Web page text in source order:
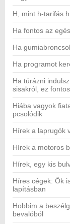
H, mint h-tarifás
Ha fontos az
Ha
Ha programot
Ha túrázni
sisakról, ez
Hiába vagyok
pcsolódik
Hírek a laprugók
Hírek a motoros
Hírek, egy kis
Híres cégek: Ők
lapításban
Hobbim a
bevalóból